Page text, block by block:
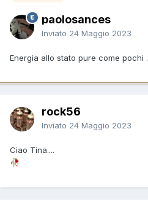
paolosances
Inviato 24 Maggio 2023
Energia allo stato pure come pochi .
rock56
Inviato 24 Maggio 2023
Ciao Tina....
🥀